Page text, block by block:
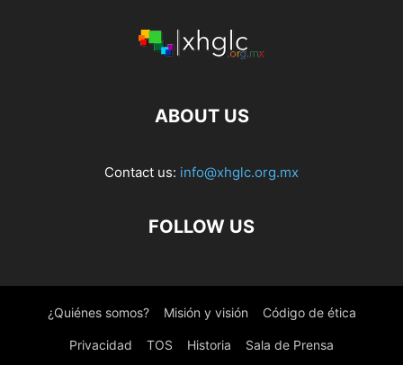
ABOUT US
Contact us: info@xhglc.org.mx
FOLLOW US
¿Quiénes somos? Misión y visión Código de ética
Privacidad TOS Historia Sala de Prensa